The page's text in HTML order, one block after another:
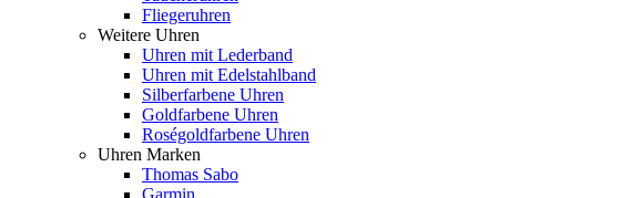
Fliegeruhren
Weitere Uhren
Uhren mit Lederband
Uhren mit Edelstahlband
Silberfarbene Uhren
Goldfarbene Uhren
Roségoldfarbene Uhren
Uhren Marken
Thomas Sabo
Garmin